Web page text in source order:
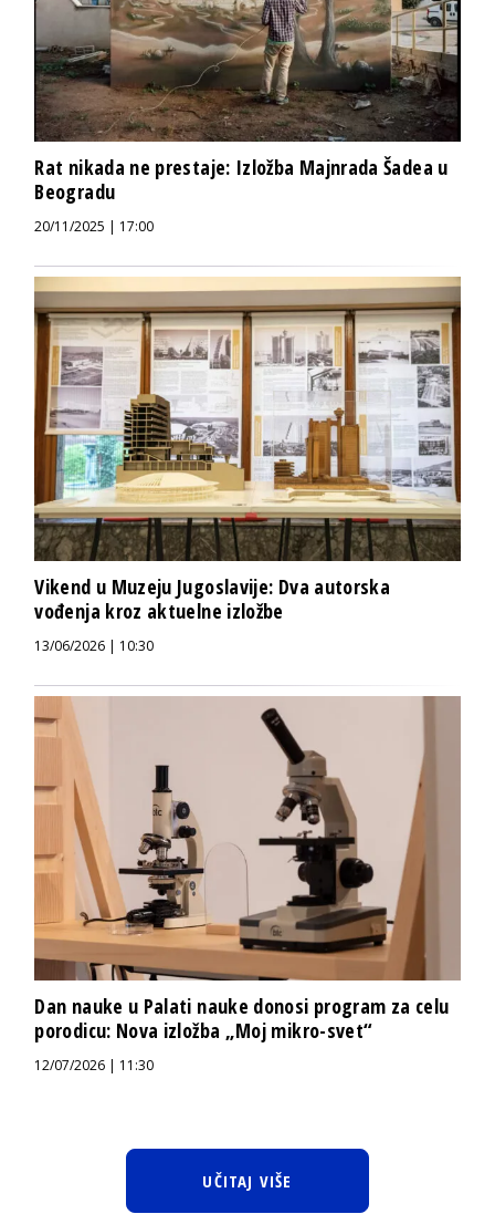
Rat nikada ne prestaje: Izložba Majnrada Šadea u
Beogradu
20/11/2025 | 17:00
Vikend u Muzeju Jugoslavije: Dva autorska
vođenja kroz aktuelne izložbe
13/06/2026 | 10:30
Dan nauke u Palati nauke donosi program za celu
porodicu: Nova izložba „Moj mikro-svet“
12/07/2026 | 11:30
UČITAJ VIŠE